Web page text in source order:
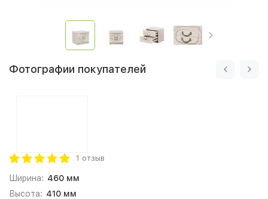
Фотографии покупателей
1 отзыв
Ширина: 460 мм
Высота: 410 мм